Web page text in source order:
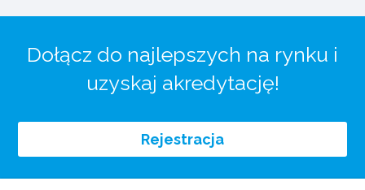
Dołącz do najlepszych na rynku i
uzyskaj akredytację!
Rejestracja